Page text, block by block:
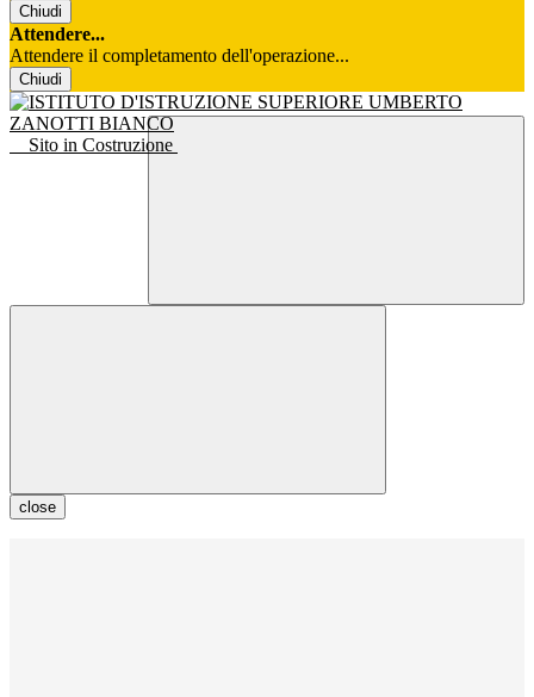
Chiudi
Attendere...
Attendere il completamento dell'operazione...
Chiudi
Sito in Costruzione
close